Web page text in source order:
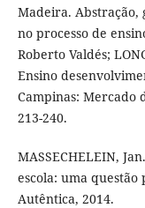
Madeira. Abstração,
no processo de
Roberto Valdés;
Ensino
Campinas: Mercado
213-240.
MASSECHELEIN,
escola: uma
Autêntica, 2014.